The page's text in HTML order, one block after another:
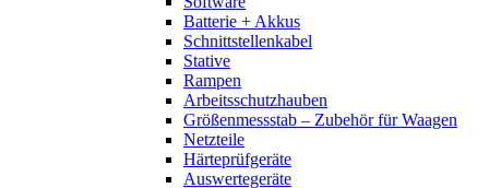
Batterie + Akkus
Schnittstellenkabel
Stative
Rampen
Arbeitsschutzhauben
Größenmessstab – Zubehör für Waagen
Netzteile
Härteprüfgeräte
Auswertegeräte